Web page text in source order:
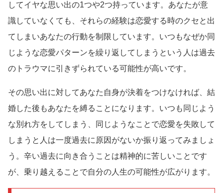
してイヤな思い出の1つや2つ持っています。あなたが意
識していなくても、それらの経験は恋愛する時のクセと出
てしまいあなたの行動を制限しています。いつもなぜか同
じような恋愛パターンを繰り返してしまうという人は過去
のトラウマに引きずられている可能性が高いです。
その思い出に対してあなた自身が決着をつけなければ、結
婚した後もあなたを縛ることになります。いつも同じよう
な別れ方をしてしまう、同じようなことで恋愛を失敗して
しまうと人は一度過去に原因がないか振り返ってみましょ
う。辛い過去に向き合うことは精神的に苦しいことです
が、乗り越えることで自分の人生の可能性が広がります。